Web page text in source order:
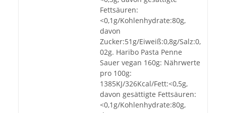
Fettsäuren:
<0,1g/Kohlenhydrate:80g,
davon
Zucker:51g/Eiweiß:0,8g/Salz:0,
02g. Haribo Pasta Penne
Sauer vegan 160g: Nährwerte
pro 100g:
1385KJ/326Kcal/Fett:<0,5g,
davon gesättigte Fettsäuren:
<0,1g/Kohlenhydrate:80g,